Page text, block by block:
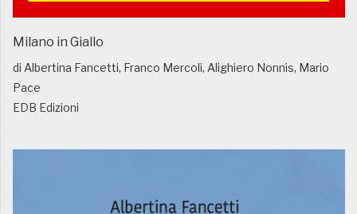
Milano in Giallo
di Albertina Fancetti, Franco Mercoli, Alighiero Nonnis, Mario
Pace
EDB Edizioni